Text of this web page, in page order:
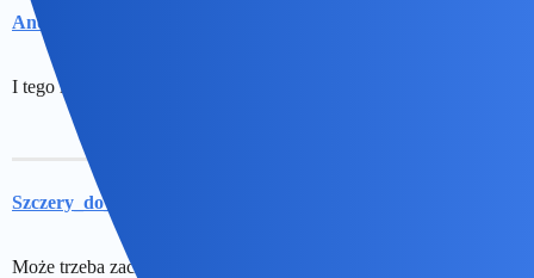
Andi
I tego i tego. Bo nie mam wszystkiego tego.
Szczery_do_BULU
Może trzeba zacząć od ‘baby steps’? Na przykład chcieć jednego,